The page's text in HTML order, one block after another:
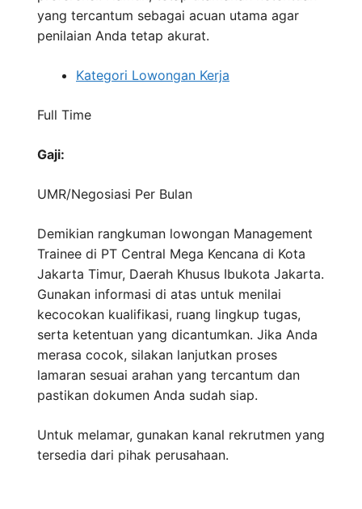
yang tercantum sebagai acuan utama agar
penilaian Anda tetap akurat.
Kategori Lowongan Kerja
Full Time
Gaji:
UMR/Negosiasi Per Bulan
Demikian rangkuman lowongan Management
Trainee di PT Central Mega Kencana di Kota
Jakarta Timur, Daerah Khusus Ibukota Jakarta.
Gunakan informasi di atas untuk menilai
kecocokan kualifikasi, ruang lingkup tugas,
serta ketentuan yang dicantumkan. Jika Anda
merasa cocok, silakan lanjutkan proses
lamaran sesuai arahan yang tercantum dan
pastikan dokumen Anda sudah siap.
Untuk melamar, gunakan kanal rekrutmen yang
tersedia dari pihak perusahaan.